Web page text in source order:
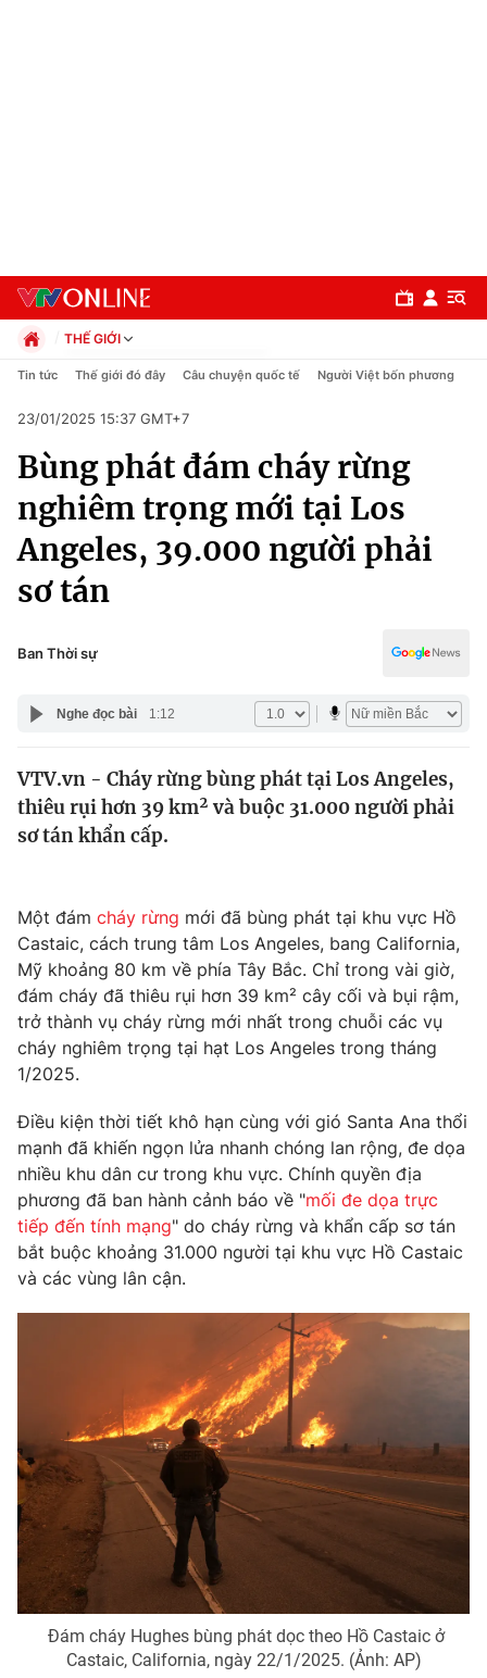
Chuyên mục
Chính trị
Xã hội
Tin tức
Thế giới đó đây
Kinh tế
Góc doanh nghiệp
Truyền hình
Phim VTV
Hậu trường
Nhân vật
Khán giả
Giải sao mai
Giải trí
Điện ảnh
Âm nhạc
Sao
Đời sống
Làm đẹp
Chất lượng cuộc sống
Giáo dục
Tuyển sinh
Học trực tuyến
Công nghệ
Hitech Công nghệ tương lai
Sản phẩm
Thị trường
Giao lưu trực tuyến
Lịch phát sóng
Emagazine Podcast
Photo Infographic
Video Shorts video
VTV Thể thao
THẾ GIỚI
Chính trị
Pháp luật
Kinh tế
Thể thao
Truyền hình
Văn hóa - Giải trí
Y tế
Đời sống
Giáo dục
Tin tức Thế giới đó đây Câu chuyện quốc tế Người Việt bốn phương
23/01/2025 15:37 GMT+7
Bùng phát đám cháy rừng
nghiêm trọng mới tại Los
Angeles, 39.000 người phải
sơ tán
Ban Thời sự
Nghe đọc bài 1:12
VTV.vn - Cháy rừng bùng phát tại Los Angeles,
thiêu rụi hơn 39 km² và buộc 31.000 người phải
sơ tán khẩn cấp.
Một đám cháy rừng mới đã bùng phát tại khu vực Hồ
Castaic, cách trung tâm Los Angeles, bang California,
Mỹ khoảng 80 km về phía Tây Bắc. Chỉ trong vài giờ,
đám cháy đã thiêu rụi hơn 39 km² cây cối và bụi rậm,
trở thành vụ cháy rừng mới nhất trong chuỗi các vụ
cháy nghiêm trọng tại hạt Los Angeles trong tháng
1/2025.
Điều kiện thời tiết khô hạn cùng với gió Santa Ana thổi
mạnh đã khiến ngọn lửa nhanh chóng lan rộng, đe dọa
nhiều khu dân cư trong khu vực. Chính quyền địa
phương đã ban hành cảnh báo về "mối đe dọa trực
tiếp đến tính mạng" do cháy rừng và khẩn cấp sơ tán
bắt buộc khoảng 31.000 người tại khu vực Hồ Castaic
và các vùng lân cận.
Đám cháy Hughes bùng phát dọc theo Hồ Castaic ở
Castaic, California, ngày 22/1/2025. (Ảnh: AP)